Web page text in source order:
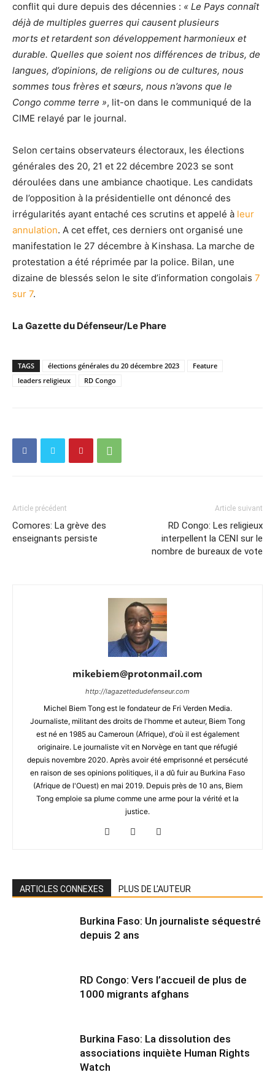
conflit qui dure depuis des décennies : « Le Pays connaît
déjà de multiples guerres qui causent plusieurs
morts et retardent son développement harmonieux et
durable. Quelles que soient nos différences de tribus, de
langues, d’opinions, de religions ou de cultures, nous
sommes tous frères et sœurs, nous n’avons que le
Congo comme terre », lit-on dans le communiqué de la
CIME relayé par le journal.
Selon certains observateurs électoraux, les élections
générales des 20, 21 et 22 décembre 2023 se sont
déroulées dans une ambiance chaotique. Les candidats
de l’opposition à la présidentielle ont dénoncé des
irrégularités ayant entaché ces scrutins et appelé à leur
annulation. A cet effet, ces derniers ont organisé une
manifestation le 27 décembre à Kinshasa. La marche de
protestation a été réprimée par la police. Bilan, une
dizaine de blessés selon le site d’information congolais 7
sur 7.
La Gazette du Défenseur/Le Phare
TAGS élections générales du 20 décembre 2023
Feature
leaders religieux
RD Congo
Article précédent
Comores: La grève des
enseignants persiste
Article suivant
RD Congo: Les religieux
interpellent la CENI sur le
nombre de bureaux de vote
mikebiem@protonmail.com
http://lagazettedudefenseur.com
Michel Biem Tong est le fondateur de Fri Verden Media.
Journaliste, militant des droits de l'homme et auteur, Biem Tong
est né en 1985 au Cameroun (Afrique), d'où il est également
originaire. Le journaliste vit en Norvège en tant que réfugié
depuis novembre 2020. Après avoir été emprisonné et persécuté
en raison de ses opinions politiques, il a dû fuir au Burkina Faso
(Afrique de l'Ouest) en mai 2019. Depuis près de 10 ans, Biem
Tong emploie sa plume comme une arme pour la vérité et la
justice.
ARTICLES CONNEXES PLUS DE L'AUTEUR
Burkina Faso: Un journaliste séquestré
depuis 2 ans
RD Congo: Vers l’accueil de plus de
1000 migrants afghans
Burkina Faso: La dissolution des
associations inquiète Human Rights
Watch